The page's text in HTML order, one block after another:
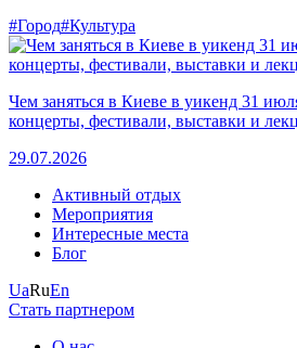
#Город#Культура
Чем заняться в Киеве в уикенд 31
концерты, фестивали, выставки и
29.07.2026
Активный отдых
Мероприятия
Интересные места
Блог
UaRuEn
Стать партнером